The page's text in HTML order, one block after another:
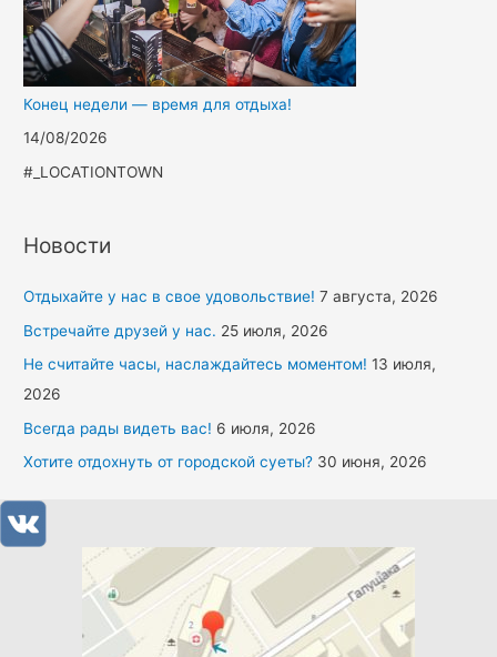
Конец недели — время для отдыха!
14/08/2026
#_LOCATIONTOWN
Новости
Отдыхайте у нас в свое удовольствие! 7 августа, 2026
Встречайте друзей у нас. 25 июля, 2026
Не считайте часы, наслаждайтесь моментом! 13 июля,
2026
Всегда рады видеть вас! 6 июля, 2026
Хотите отдохнуть от городской суеты? 30 июня, 2026